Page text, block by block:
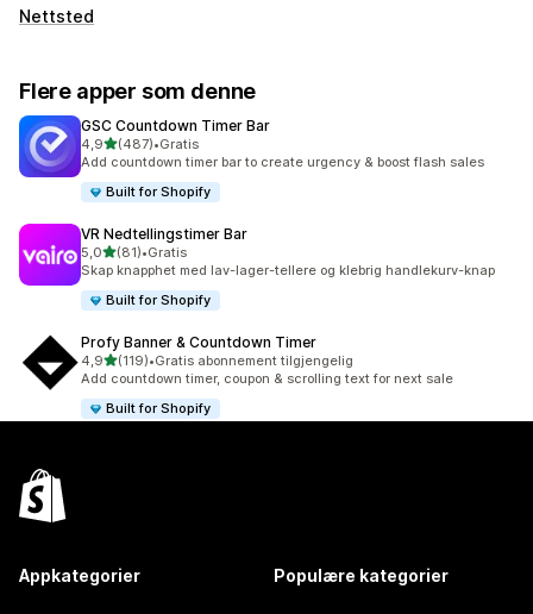
Nettsted
Flere apper som denne
GSC Countdown Timer Bar
4,9av 5 stjerner
(487)
Totalt 487 omtaler
•Gratis
Add countdown timer bar to create urgency & boost flash sales
Built for Shopify
VR Nedtellingstimer Bar
5,0av 5 stjerner
(81)
Totalt 81 omtaler
•Gratis
Skap knapphet med lav-lager-tellere og klebrig handlekurv-knap
Built for Shopify
Profy Banner & Countdown Timer
4,9av 5 stjerner
(119)
Totalt 119 omtaler
•Gratis abonnement tilgjengelig
Add countdown timer, coupon & scrolling text for next sale
Built for Shopify
Appkategorier Populære kategorier